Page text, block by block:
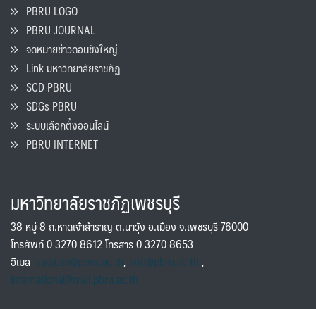
PBRU LOGO
PBRU JOURNAL
จดหมายข่าวดอนขังใหญ่
Link มหาวิทยาลัยราชภัฏ
SCD PBRU
SDGs PBRU
ระบบเลือกตั้งออนไลน์
PBRU INTERNET
มหาวิทยาลัยราชภัฏเพชรบุรี
38 หมู่ 8 ถ.หาดเจ้าสำราญ ต.นาวุ้ง อ.เมือง จ.เพชรบุรี 76000
โทรศัพท์ 0 3270 8612 โทรสาร 0 3270 8653
อีเมล saraban@pbru.ac.th, info@pbru.ac.th,
international@mail.pbru.ac.th